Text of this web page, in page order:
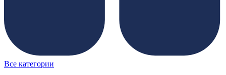
Все категории